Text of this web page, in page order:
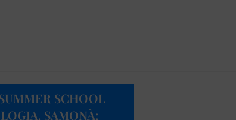
SCHOOL
SAMONÀ: